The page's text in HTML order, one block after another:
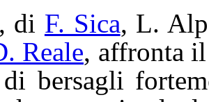
di F. Sica, L.
Reale, affronta
bersagli